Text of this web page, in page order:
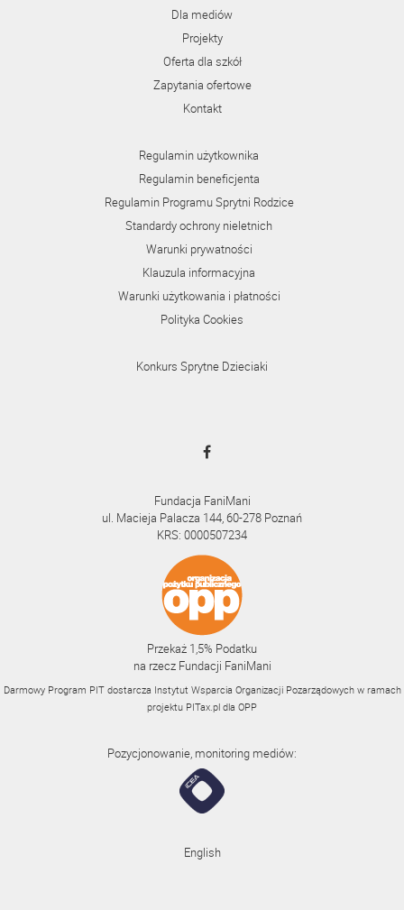
Dla mediów
Projekty
Oferta dla szkół
Zapytania ofertowe
Kontakt
Regulamin użytkownika
Regulamin beneficjenta
Regulamin Programu Sprytni Rodzice
Standardy ochrony nieletnich
Warunki prywatności
Klauzula informacyjna
Warunki użytkowania i płatności
Polityka Cookies
Konkurs Sprytne Dzieciaki
Fundacja FaniMani
ul. Macieja Palacza 144, 60-278 Poznań
KRS: 0000507234
Przekaż 1,5% Podatku
na rzecz Fundacji FaniMani
Darmowy Program PIT dostarcza Instytut Wsparcia Organizacji Pozarządowych w ramach
projektu PITax.pl dla OPP
Pozycjonowanie, monitoring mediów:
English